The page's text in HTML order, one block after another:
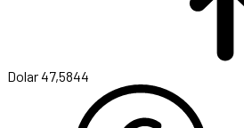
Dolar47,5844